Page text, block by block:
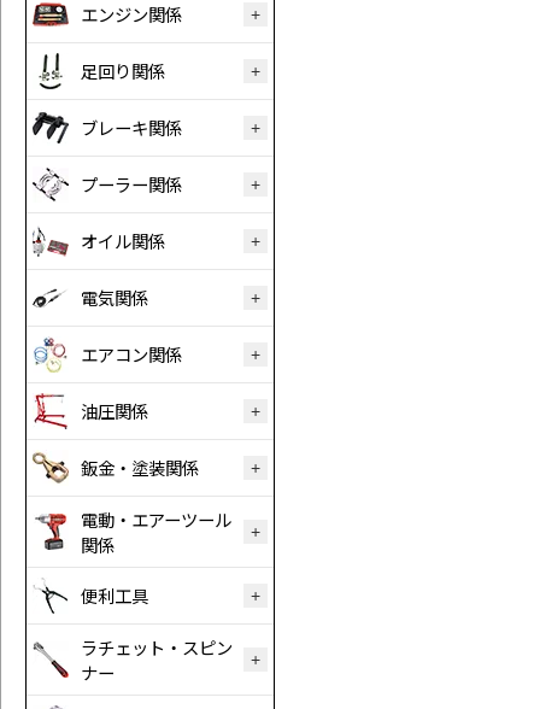
エンジン関係
足回り関係
ブレーキ関係
プーラー関係
オイル関係
電気関係
エアコン関係
油圧関係
鈑金・塗装関係
電動・エアーツール
関係
便利工具
ラチェット・スピン
ナー